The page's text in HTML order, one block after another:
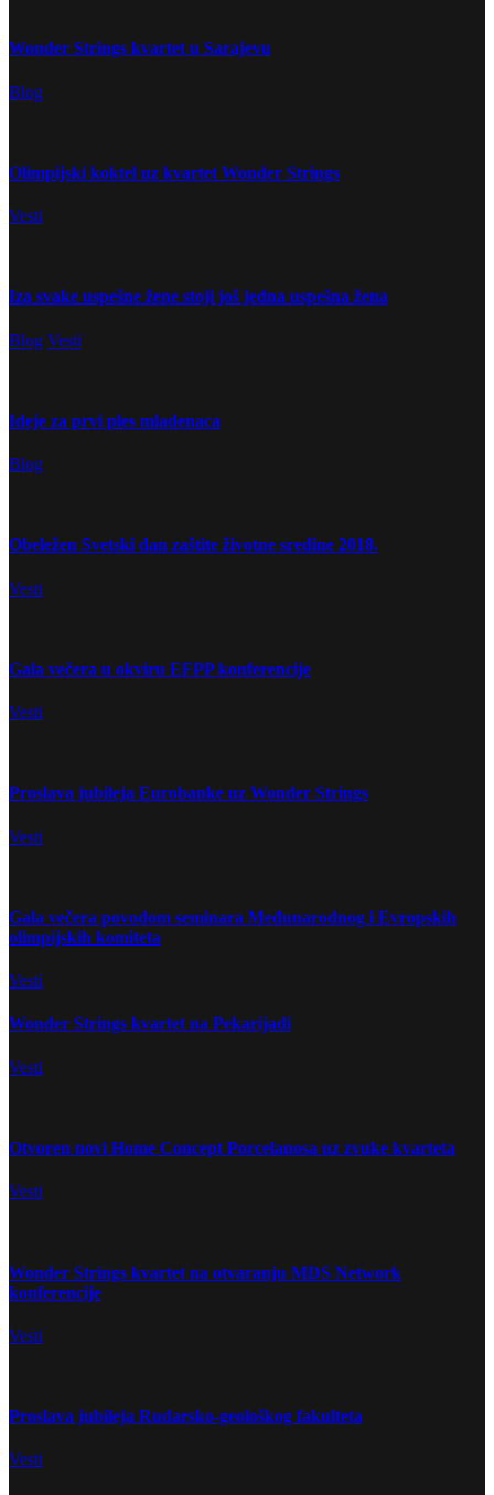
Wonder Strings kvartet u Sarajevu
Blog
Olimpijski koktel uz kvartet Wonder Strings
Vesti
Iza svake uspešne žene stoji još jedna uspešna žena
Blog Vesti
Ideje za prvi ples mladenaca
Blog
Obeležen Svetski dan zaštite životne sredine 2018.
Vesti
Gala večera u okviru EFPP konferencije
Vesti
Proslava jubileja Eurobanke uz Wonder Strings
Vesti
Gala večera povodom seminara Međunarodnog i Evropskih
olimpijskih komiteta
Vesti
Wonder Strings kvartet na Pekarijadi
Vesti
Otvoren novi Home Concept Porcelanosa uz zvuke kvarteta
Vesti
Wonder Strings kvartet na otvaranju MDS Network
konferencije
Vesti
Proslava jubileja Rudarsko-geološkog fakulteta
Vesti